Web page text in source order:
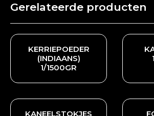
Gerelateerde producten
KERRIEPOEDER
(INDIAANS)
1/1500GR
KANEELSTOKJES